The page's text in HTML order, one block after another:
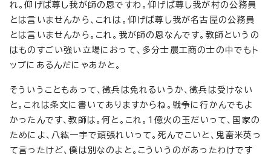
れ。仰げば尊し我が師の恩ですわ。仰げば尊し我が村の公務員
とは言いませんから、これは。仰げば尊し我が名古屋の公務員
とは言いませんから。これ。我が師の恩なんです。教師というの
はものすごい強い立場におって、多分士農工商の士の中でもト
ップにあるんだにゃあかと。
そういうこともあって、徴兵は免れるいうか、徴兵は受けない
と。これは条文に書いてありますからね。戦争に行かんでもよ
かったんです、教師は。何と。これ。1億火の玉だいって、国家の
ためによ、八紘一宇で頑張れいって。死んでこいと、鬼畜米英っ
て言ったけど、僕は別なのよと。こういうのがあったわけです